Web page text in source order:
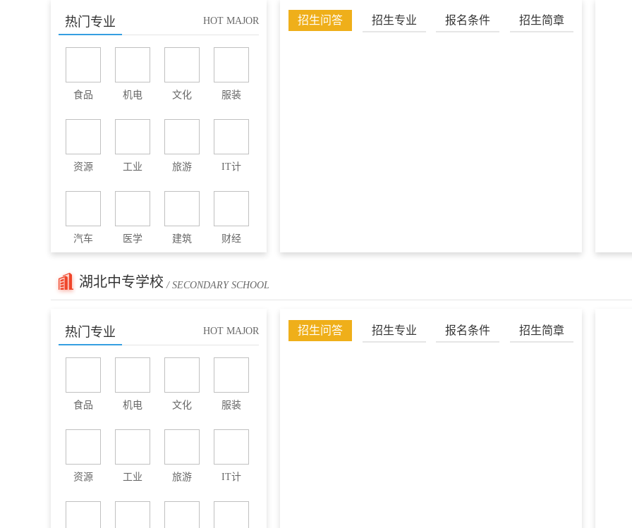
热门专业 HOT MAJOR
食品 机电 文化 服装
资源 工业 旅游 IT计
汽车 医学 建筑 财经
招生问答 招生专业 报名条件 招生简章
湖北中专学校 / SECONDARY SCHOOL
热门专业 HOT MAJOR
食品 机电 文化 服装
资源 工业 旅游 IT计
招生问答 招生专业 报名条件 招生简章